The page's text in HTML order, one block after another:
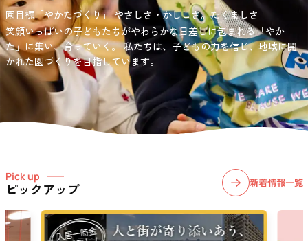
負担の少ない介護、ふれあいを大切にする介護、笑顔が溢れている
介護を目指して。
愛知・岐阜・長野の3県下で38施設・151事業所の介護関連事業所を運
営する社会福祉法人サン・ビジョンでは、今後ますます高まる介護
ニーズに幅広く対応していきます。
園目標「やかたづくり」やさしさ・かしこさ。たくましさ
笑顔いっぱいの子どもたちがやわらかな日差しに包まれる「やか
た」に集い、育っていく。私たちは、子どもの力を信じ、地域に開
かれた園づくりを目指しています。
サンサン・スクール東山公園では、小学生の児童が放課後安心して
過ごせる環境を提供するとともに、宿題・クラブ活動(英語・習字・
選択)などの学習面にも力を入れて行っている学童保育所です。
通所介護
居宅介護支援
お問い合わせ先
03-6411-5781
担当：宮澤
Pick up
ピックアップ 新着情報一覧